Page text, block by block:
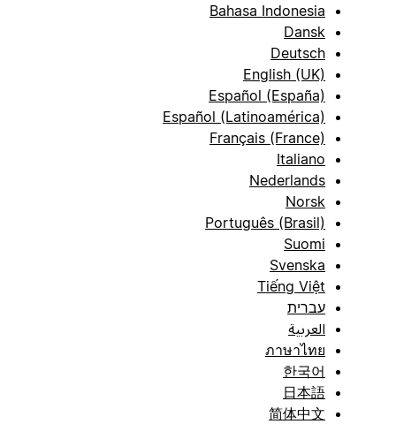
Bahasa Indonesia
Dansk
Deutsch
English (UK)
Español (España)
Español (Latinoamérica)
Français (France)
Italiano
Nederlands
Norsk
Português (Brasil)
Suomi
Svenska
Tiếng Việt
עברית
العربية
ภาษาไทย
한국어
日本語
简体中文